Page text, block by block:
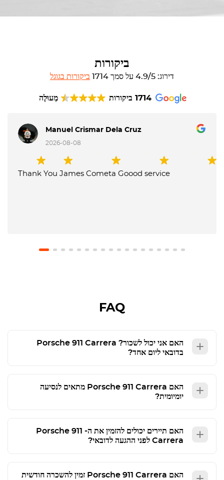
ביקורות
דירוג: 4.9/5 על סמך 1714 ביקורות בגוגל
מְעוּלֶה 1714 ביקורות
Manuel Crismar Dela Cruz
2026-08-08
Thank You James Cometa Goood service
FAQ
האם אני יכול לשכור? Porsche 911 Carrera
בדובאי ליום אחד?
האם Porsche 911 Carrera מתאים לנסיעה
יומיומית?
האם תיירים יכולים להזמין את ה- Porsche 911
Carrera לפני ההגעה לדובאי?
האם Porsche 911 Carrera זמין להשכרה חודשית